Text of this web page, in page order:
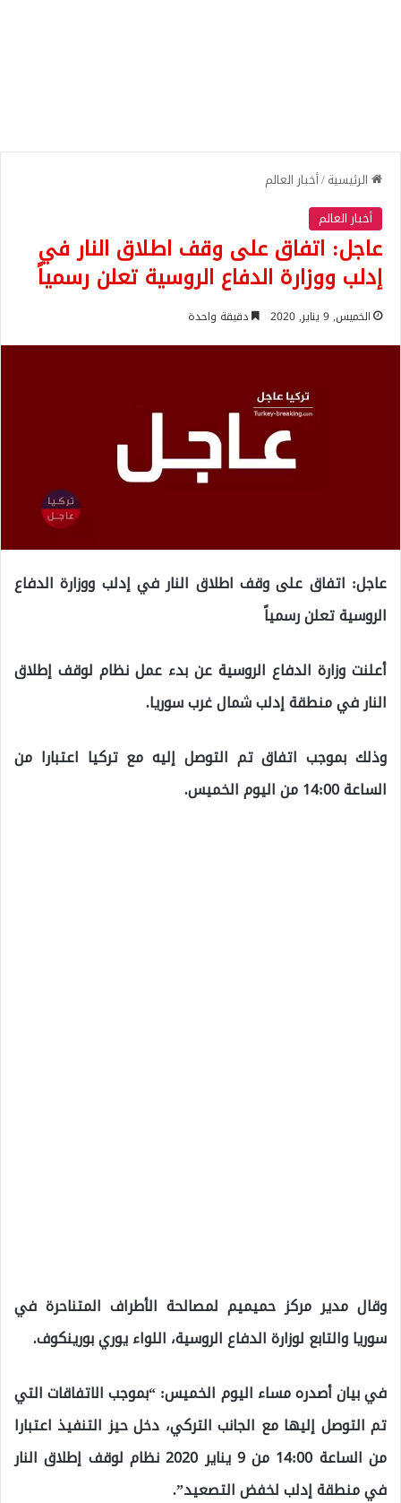
الرئيسية/أخبار العالم
أخبار العالم
عاجل: اتفاق على وقف اطلاق النار في
إدلب ووزارة الدفاع الروسية تعلن رسمياً
الخميس, 9 يناير, 2020 دقيقة واحدة
عاجل: اتفاق على وقف اطلاق النار في إدلب ووزارة الدفاع
الروسية تعلن رسمياً
أعلنت وزارة الدفاع الروسية عن بدء عمل نظام لوقف إطلاق
النار في منطقة إدلب شمال غرب سوريا.
وذلك بموجب اتفاق تم التوصل إليه مع تركيا اعتبارا من
الساعة 14:00 من اليوم الخميس.
وقال مدير مركز حميميم لمصالحة الأطراف المتناحرة في
سوريا والتابع لوزارة الدفاع الروسية، اللواء يوري بورينكوف.
في بيان أصدره مساء اليوم الخميس: “بموجب الاتفاقات التي
تم التوصل إليها مع الجانب التركي، دخل حيز التنفيذ اعتبارا
من الساعة 14:00 من 9 يناير 2020 نظام لوقف إطلاق النار
في منطقة إدلب لخفض التصعيد”.